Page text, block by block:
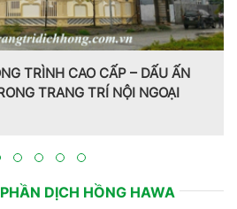
TRÌNH CAO CẤP – DẤU ẤN
TRANG TRÍ NỘI NGOẠI
DỊCH HỒNG HAWA